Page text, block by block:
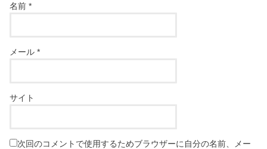
名前*
メール*
サイト
次回のコメントで使用するためブラウザーに自分の名前、メー